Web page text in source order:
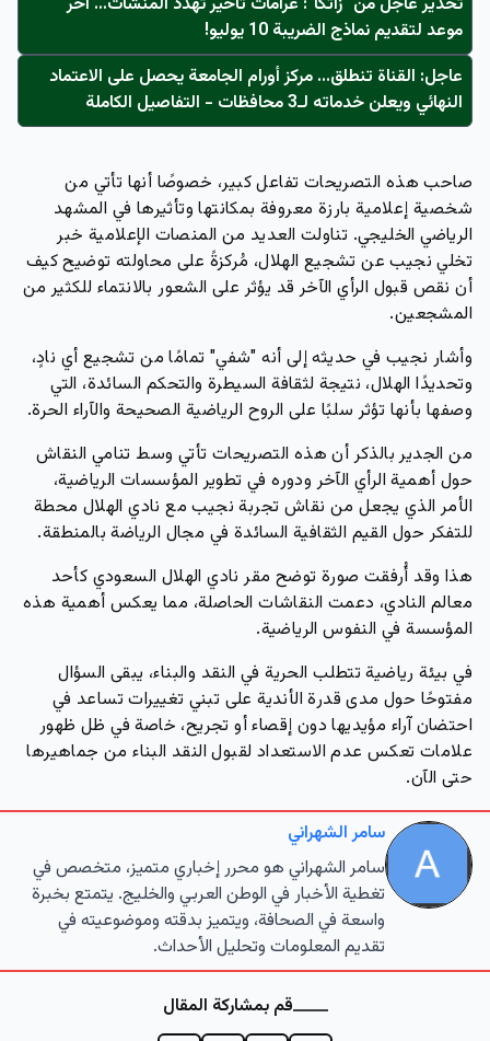
موعد لتقديم نماذج الضريبة 10 يوليو!
عاجل: القناة تنطلق... مركز أورام الجامعة يحصل على الاعتماد
النهائي ويعلن خدماته لـ3 محافظات - التفاصيل الكاملة
صاحب هذه التصريحات تفاعل كبير، خصوصًا أنها تأتي من
شخصية إعلامية بارزة معروفة بمكانتها وتأثيرها في المشهد
الرياضي الخليجي. تناولت العديد من المنصات الإعلامية خبر
تخلي نجيب عن تشجيع الهلال، مُركزةً على محاولته توضيح كيف
أن نقص قبول الرأي الآخر قد يؤثر على الشعور بالانتماء للكثير من
المشجعين.
وأشار نجيب في حديثه إلى أنه "شفي" تمامًا من تشجيع أي نادٍ،
وتحديدًا الهلال، نتيجة لثقافة السيطرة والتحكم السائدة، التي
وصفها بأنها تؤثر سلبًا على الروح الرياضية الصحيحة والآراء الحرة.
من الجدير بالذكر أن هذه التصريحات تأتي وسط تنامي النقاش
حول أهمية الرأي الآخر ودوره في تطوير المؤسسات الرياضية،
الأمر الذي يجعل من نقاش تجربة نجيب مع نادي الهلال محطة
للتفكر حول القيم الثقافية السائدة في مجال الرياضة بالمنطقة.
هذا وقد أُرفقت صورة توضح مقر نادي الهلال السعودي كأحد
معالم النادي، دعمت النقاشات الحاصلة، مما يعكس أهمية هذه
المؤسسة في النفوس الرياضية.
في بيئة رياضية تتطلب الحرية في النقد والبناء، يبقى السؤال
مفتوحًا حول مدى قدرة الأندية على تبني تغييرات تساعد في
احتضان آراء مؤيديها دون إقصاء أو تجريح، خاصة في ظل ظهور
علامات تعكس عدم الاستعداد لقبول النقد البناء من جماهيرها
حتى الآن.
سامر الشهراني
سامر الشهراني هو محرر إخباري متميز، متخصص في
تغطية الأخبار في الوطن العربي والخليج. يتمتع بخبرة
واسعة في الصحافة، ويتميز بدقته وموضوعيته في
تقديم المعلومات وتحليل الأحداث.
قم بمشاركة المقال